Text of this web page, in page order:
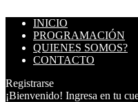
INICIO
PROGRAMACIÓN
QUIENES SOMOS?
CONTACTO
Registrarse
¡Bienvenido! Ingresa en tu